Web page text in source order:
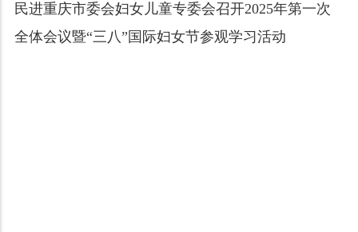
民进重庆市委会妇女儿童专委会召开2025年第一次
全体会议暨“三八”国际妇女节参观学习活动